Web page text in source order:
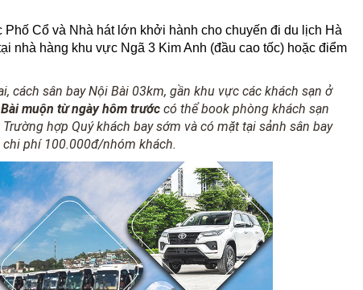
Cổ và Nhà hát lớn khởi hành cho chuyến đi du lịch Hà
nhà hàng khu vực Ngã 3 Kim Anh (đầu cao tốc) hoặc điểm
cách sân bay Nội Bài 03km, gần khu vực các khách sạn ở
muộntừ ngày hôm trước có thể book phòng khách sạn
hợp Quý khách bay sớm và có mặt tại sảnh sân bay
phí 100.000đ/nhóm khách.